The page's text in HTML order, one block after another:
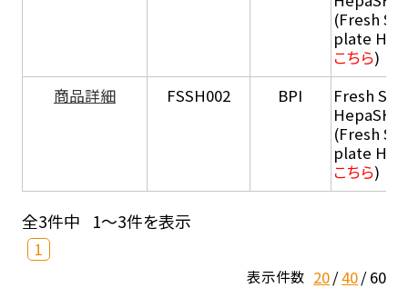
(Fresh
plate
こちら)
商品詳細
FSSH002 BPI
Fresh
HepaSH®
(Fresh
plate
こちら)
全3件中 1～3件を表示
1
表示件数 20 40 60